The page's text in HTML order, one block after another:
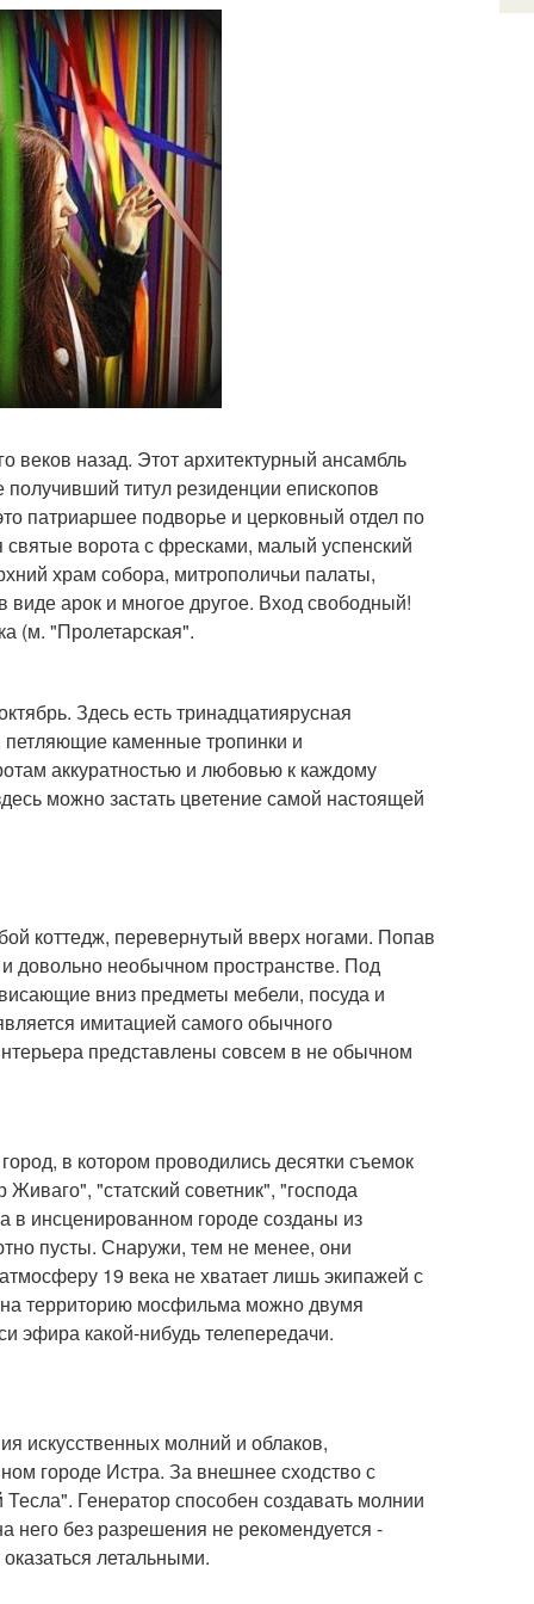
веков назад. Этот архитектурный ансамбль
титул резиденции епископов
патриаршее подворье и церковный отдел по
ворота с фресками, малый успенский
храм собора, митрополичьи палаты,
арок и многое другое. Вход свободный!
(м. "Пролетарская".
Здесь есть тринадцатиярусная
каменные тропинки и
аккуратностью и любовью к каждому
можно застать цветение самой настоящей
коттедж, перевернутый вверх ногами. Попав
довольно необычном пространстве. Под
вниз предметы мебели, посуда и
имитацией самого обычного
представлены совсем в не обычном
в котором проводились десятки съемок
"статский советник", "господа
в инсценированном городе созданы из
пусты. Снаружи, тем не менее, они
19 века не хватает лишь экипажей с
территорию мосфильма можно двумя
эфира какой-нибудь телепередачи.
искусственных молний и облаков,
городе Истра. За внешнее сходство с
Генератор способен создавать молнии
него без разрешения не рекомендуется -
летальными.